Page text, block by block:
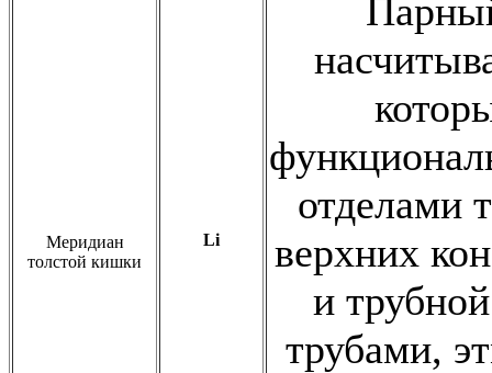
Меридиан
толстой кишки
Li
отделами
верхних
и
трубами,